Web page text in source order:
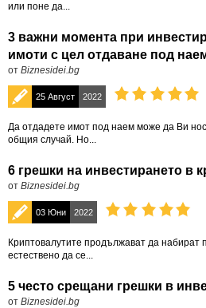
или поне да...
3 важни момента при
имоти с цел отдаване под
от Biznesidei.bg
25 Август 2022
Да отдадете имот под наем може да Ви
общия случай. Но...
6 грешки на инвестирането в
от Biznesidei.bg
03 Юни 2022
Криптовалутите продължават да набират
естествено да се...
5 често срещани грешки в
от Biznesidei.bg